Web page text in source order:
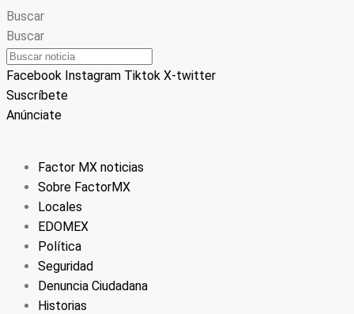
Buscar
Buscar
Facebook Instagram Tiktok X-twitter
Suscríbete
Anúnciate
Factor MX noticias
Sobre FactorMX
Locales
EDOMEX
Política
Seguridad
Denuncia Ciudadana
Historias